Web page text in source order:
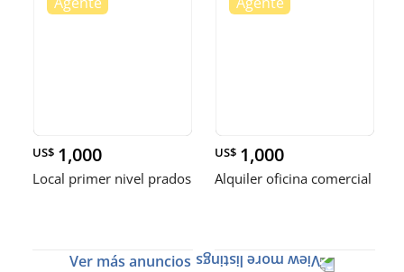
US$ 1,000
Local primer nivel prados
US$ 1,000
Alquiler oficina comercial
Ver más anuncios